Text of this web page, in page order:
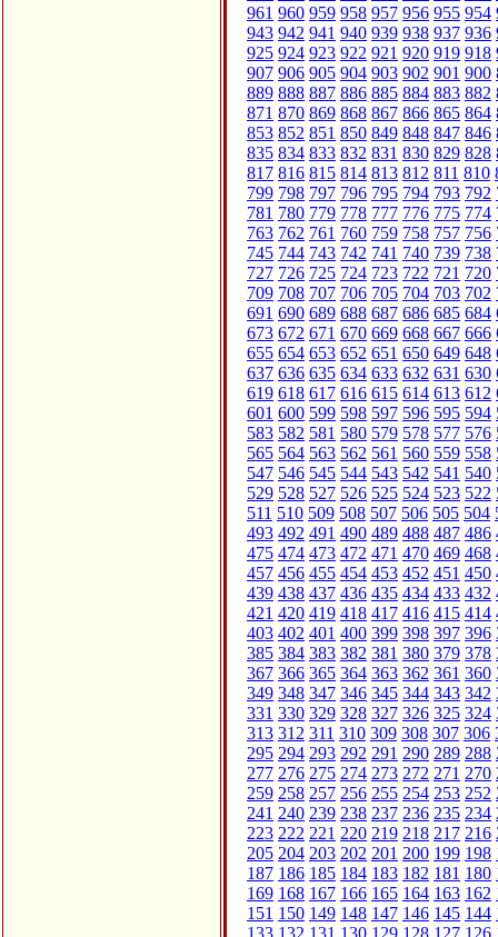
961 960 959 958 957 956 955 954
943 942 941 940 939 938 937 936
925 924 923 922 921 920 919 918
907 906 905 904 903 902 901 900
889 888 887 886 885 884 883 882
871 870 869 868 867 866 865 864
853 852 851 850 849 848 847 846
835 834 833 832 831 830 829 828
817 816 815 814 813 812 811 810
799 798 797 796 795 794 793 792
781 780 779 778 777 776 775 774
763 762 761 760 759 758 757 756
745 744 743 742 741 740 739 738
727 726 725 724 723 722 721 720
709 708 707 706 705 704 703 702
691 690 689 688 687 686 685 684
673 672 671 670 669 668 667 666
655 654 653 652 651 650 649 648
637 636 635 634 633 632 631 630
619 618 617 616 615 614 613 612
601 600 599 598 597 596 595 594
583 582 581 580 579 578 577 576
565 564 563 562 561 560 559 558
547 546 545 544 543 542 541 540
529 528 527 526 525 524 523 522
511 510 509 508 507 506 505 504
493 492 491 490 489 488 487 486
475 474 473 472 471 470 469 468
457 456 455 454 453 452 451 450
439 438 437 436 435 434 433 432
421 420 419 418 417 416 415 414
403 402 401 400 399 398 397 396
385 384 383 382 381 380 379 378
367 366 365 364 363 362 361 360
349 348 347 346 345 344 343 342
331 330 329 328 327 326 325 324
313 312 311 310 309 308 307 306
295 294 293 292 291 290 289 288
277 276 275 274 273 272 271 270
259 258 257 256 255 254 253 252
241 240 239 238 237 236 235 234
223 222 221 220 219 218 217 216
205 204 203 202 201 200 199 198
187 186 185 184 183 182 181 180
169 168 167 166 165 164 163 162
151 150 149 148 147 146 145 144